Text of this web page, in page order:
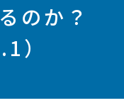
のか？
）